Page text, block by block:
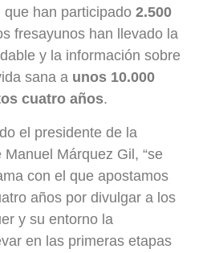
han participado 2.500
fresayunos han llevado la
y la información sobre
sana a unos 10.000
cuatro años.
el presidente de la
Márquez Gil, “se
con el que apostamos
años por divulgar a los
y su entorno la
en las primeras etapas